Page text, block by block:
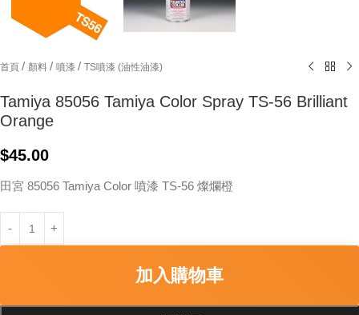
首頁 / 顏料 / 噴漆 / TS噴漆 (油性油漆)
Tamiya 85056 Tamiya Color Spray TS-56 Brilliant
Orange
$45.00
田宮 85056 Tamiya Color 噴漆 TS-56 燦爛橙
加入購物車